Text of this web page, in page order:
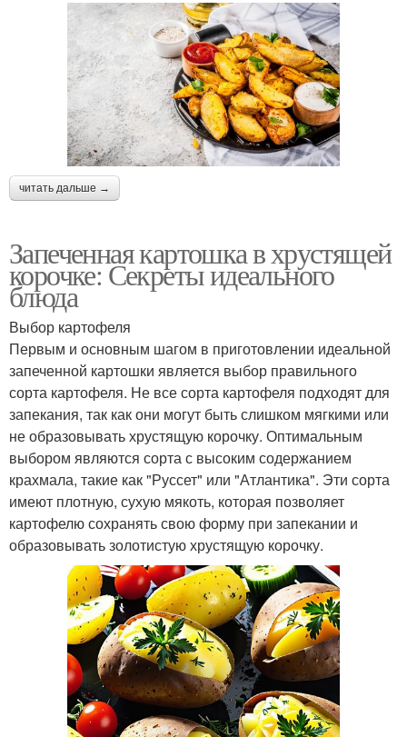
читать дальше →
Запеченная картошка в хрустящей
корочке: Секреты идеального
блюда
Выбор картофеля
Первым и основным шагом в приготовлении идеальной
запеченной картошки является выбор правильного
сорта картофеля. Не все сорта картофеля подходят для
запекания, так как они могут быть слишком мягкими или
не образовывать хрустящую корочку. Оптимальным
выбором являются сорта с высоким содержанием
крахмала, такие как "Руссет" или "Атлантика". Эти сорта
имеют плотную, сухую мякоть, которая позволяет
картофелю сохранять свою форму при запекании и
образовывать золотистую хрустящую корочку.